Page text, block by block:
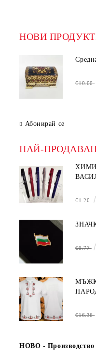
НОВИ
€10.00
Абонирай се
НАЙ-
€1.20
€0.77
€16.36
НОВО - Производство